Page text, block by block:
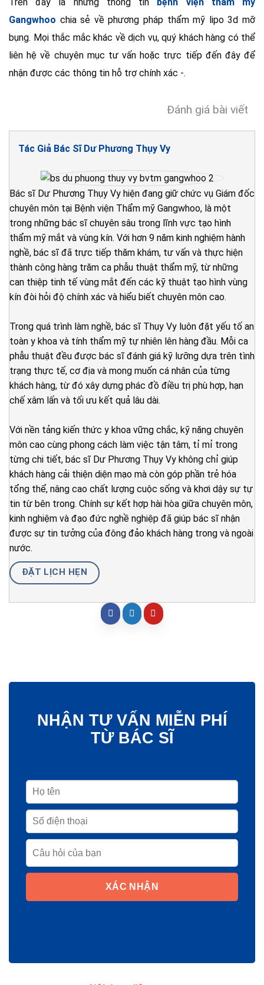
Gangwhoo chia sẻ về phương pháp thẩm mỹ lipo 3d mỡ
bụng. Mọi thắc mắc khác về dịch vụ, quý khách hàng có thể
liên hệ về chuyên mục tư vấn hoặc trực tiếp đến đây để
nhận được các thông tin hỗ trợ chính xác -.
Đánh giá bài viết
Tác Giả Bác Sĩ Dư Phương Thụy Vy
Bác sĩ Dư Phương Thụy Vy hiện đang giữ chức vụ Giám đốc
chuyên môn tại Bệnh viện Thẩm mỹ Gangwhoo, là một
trong những bác sĩ chuyên sâu trong lĩnh vực tạo hình
thẩm mỹ mắt và vùng kín. Với hơn 9 năm kinh nghiệm hành
nghề, bác sĩ đã trực tiếp thăm khám, tư vấn và thực hiện
thành công hàng trăm ca phẫu thuật thẩm mỹ, từ những
can thiệp tinh tế vùng mắt đến các kỹ thuật tạo hình vùng
kín đòi hỏi độ chính xác và hiểu biết chuyên môn cao.
Trong quá trình làm nghề, bác sĩ Thụy Vy luôn đặt yếu tố an
toàn y khoa và tính thẩm mỹ tự nhiên lên hàng đầu. Mỗi ca
phẫu thuật đều được bác sĩ đánh giá kỹ lưỡng dựa trên tình
trạng thực tế, cơ địa và mong muốn cá nhân của từng
khách hàng, từ đó xây dựng phác đồ điều trị phù hợp, hạn
chế xâm lấn và tối ưu kết quả lâu dài.
Với nền tảng kiến thức y khoa vững chắc, kỹ năng chuyên
môn cao cùng phong cách làm việc tận tâm, tỉ mỉ trong
từng chi tiết, bác sĩ Dư Phương Thụy Vy không chỉ giúp
khách hàng cải thiện diện mạo mà còn góp phần trẻ hóa
tổng thể, nâng cao chất lượng cuộc sống và khơi dậy sự tự
tin từ bên trong. Chính sự kết hợp hài hòa giữa chuyên môn,
kinh nghiệm và đạo đức nghề nghiệp đã giúp bác sĩ nhận
được sự tin tưởng của đông đảo khách hàng trong và ngoài
nước.
ĐẶT LỊCH HẸN
NHẬN TƯ VẤN MIỄN PHÍ
TỪ BÁC SĨ
XÁC NHẬN